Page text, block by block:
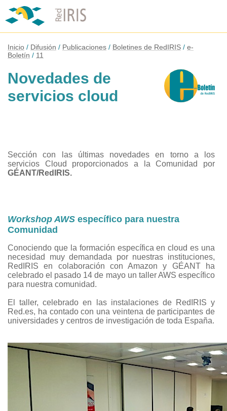
Inicio Difusión Publicaciones Boletines de RedIRIS
e-
Boletín
11
Novedades de
servicios cloud
Sección con las últimas novedades en torno a los
servicios Cloud proporcionados a la Comunidad por
GÉANT/RedIRIS.
Workshop AWS específico para nuestra
Comunidad
Conociendo que la formación específica en cloud es una
necesidad muy demandada por nuestras instituciones,
RedIRIS en colaboración con Amazon y GÉANT ha
celebrado el pasado 14 de mayo un taller AWS específico
para nuestra comunidad.
El taller, celebrado en las instalaciones de RedIRIS y
Red.es, ha contado con una veintena de participantes de
universidades y centros de investigación de toda España.